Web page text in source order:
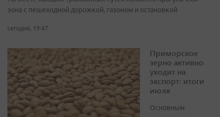
зона с пешеходной дорожкой, газоном и остановкой
сегодня, 19:47
Приморское
зерно активно
уходит на
экспорт: итоги
июля
Основным